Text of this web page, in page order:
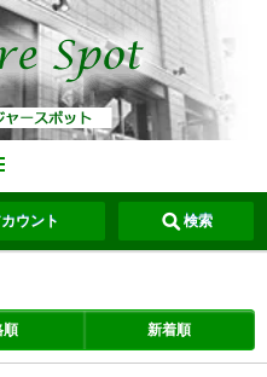
ウント 検索
順 新着順